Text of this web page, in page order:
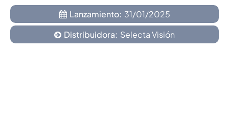
Lanzamiento: 31/01/2025
Distribuidora: Selecta Visión